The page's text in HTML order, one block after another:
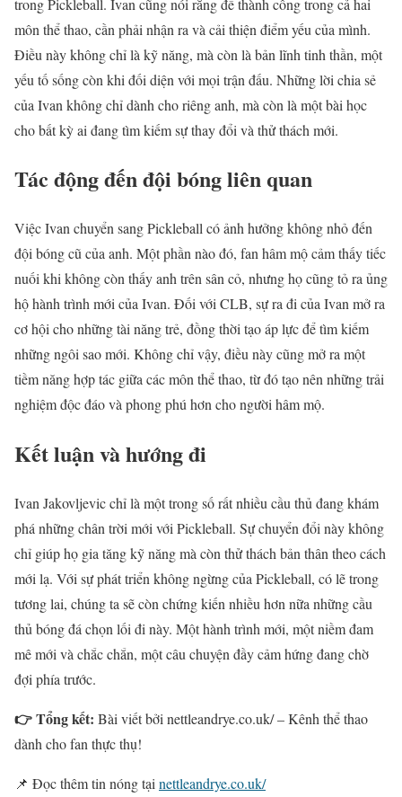
môn thể thao, cần phải nhận ra và cải thiện điểm yếu của mình.
Điều này không chỉ là kỹ năng, mà còn là bản lĩnh tinh thần, một
yếu tố sống còn khi đối diện với mọi trận đấu. Những lời chia sẻ
của Ivan không chỉ dành cho riêng anh, mà còn là một bài học
cho bất kỳ ai đang tìm kiếm sự thay đổi và thử thách mới.
Tác động đến đội bóng liên quan
Việc Ivan chuyển sang Pickleball có ảnh hưởng không nhỏ đến
đội bóng cũ của anh. Một phần nào đó, fan hâm mộ cảm thấy tiếc
nuối khi không còn thấy anh trên sân cỏ, nhưng họ cũng tỏ ra ủng
hộ hành trình mới của Ivan. Đối với CLB, sự ra đi của Ivan mở ra
cơ hội cho những tài năng trẻ, đồng thời tạo áp lực để tìm kiếm
những ngôi sao mới. Không chỉ vậy, điều này cũng mở ra một
tiềm năng hợp tác giữa các môn thể thao, từ đó tạo nên những trải
nghiệm độc đáo và phong phú hơn cho người hâm mộ.
Kết luận và hướng đi
Ivan Jakovljevic chỉ là một trong số rất nhiều cầu thủ đang khám
phá những chân trời mới với Pickleball. Sự chuyển đổi này không
chỉ giúp họ gia tăng kỹ năng mà còn thử thách bản thân theo cách
mới lạ. Với sự phát triển không ngừng của Pickleball, có lẽ trong
tương lai, chúng ta sẽ còn chứng kiến nhiều hơn nữa những cầu
thủ bóng đá chọn lối đi này. Một hành trình mới, một niềm đam
mê mới và chắc chắn, một câu chuyện đầy cảm hứng đang chờ
đợi phía trước.
👉 Tổng kết: Bài viết bởi nettleandrye.co.uk/ – Kênh thể thao
dành cho fan thực thụ!
📌 Đọc thêm tin nóng tại nettleandrye.co.uk/